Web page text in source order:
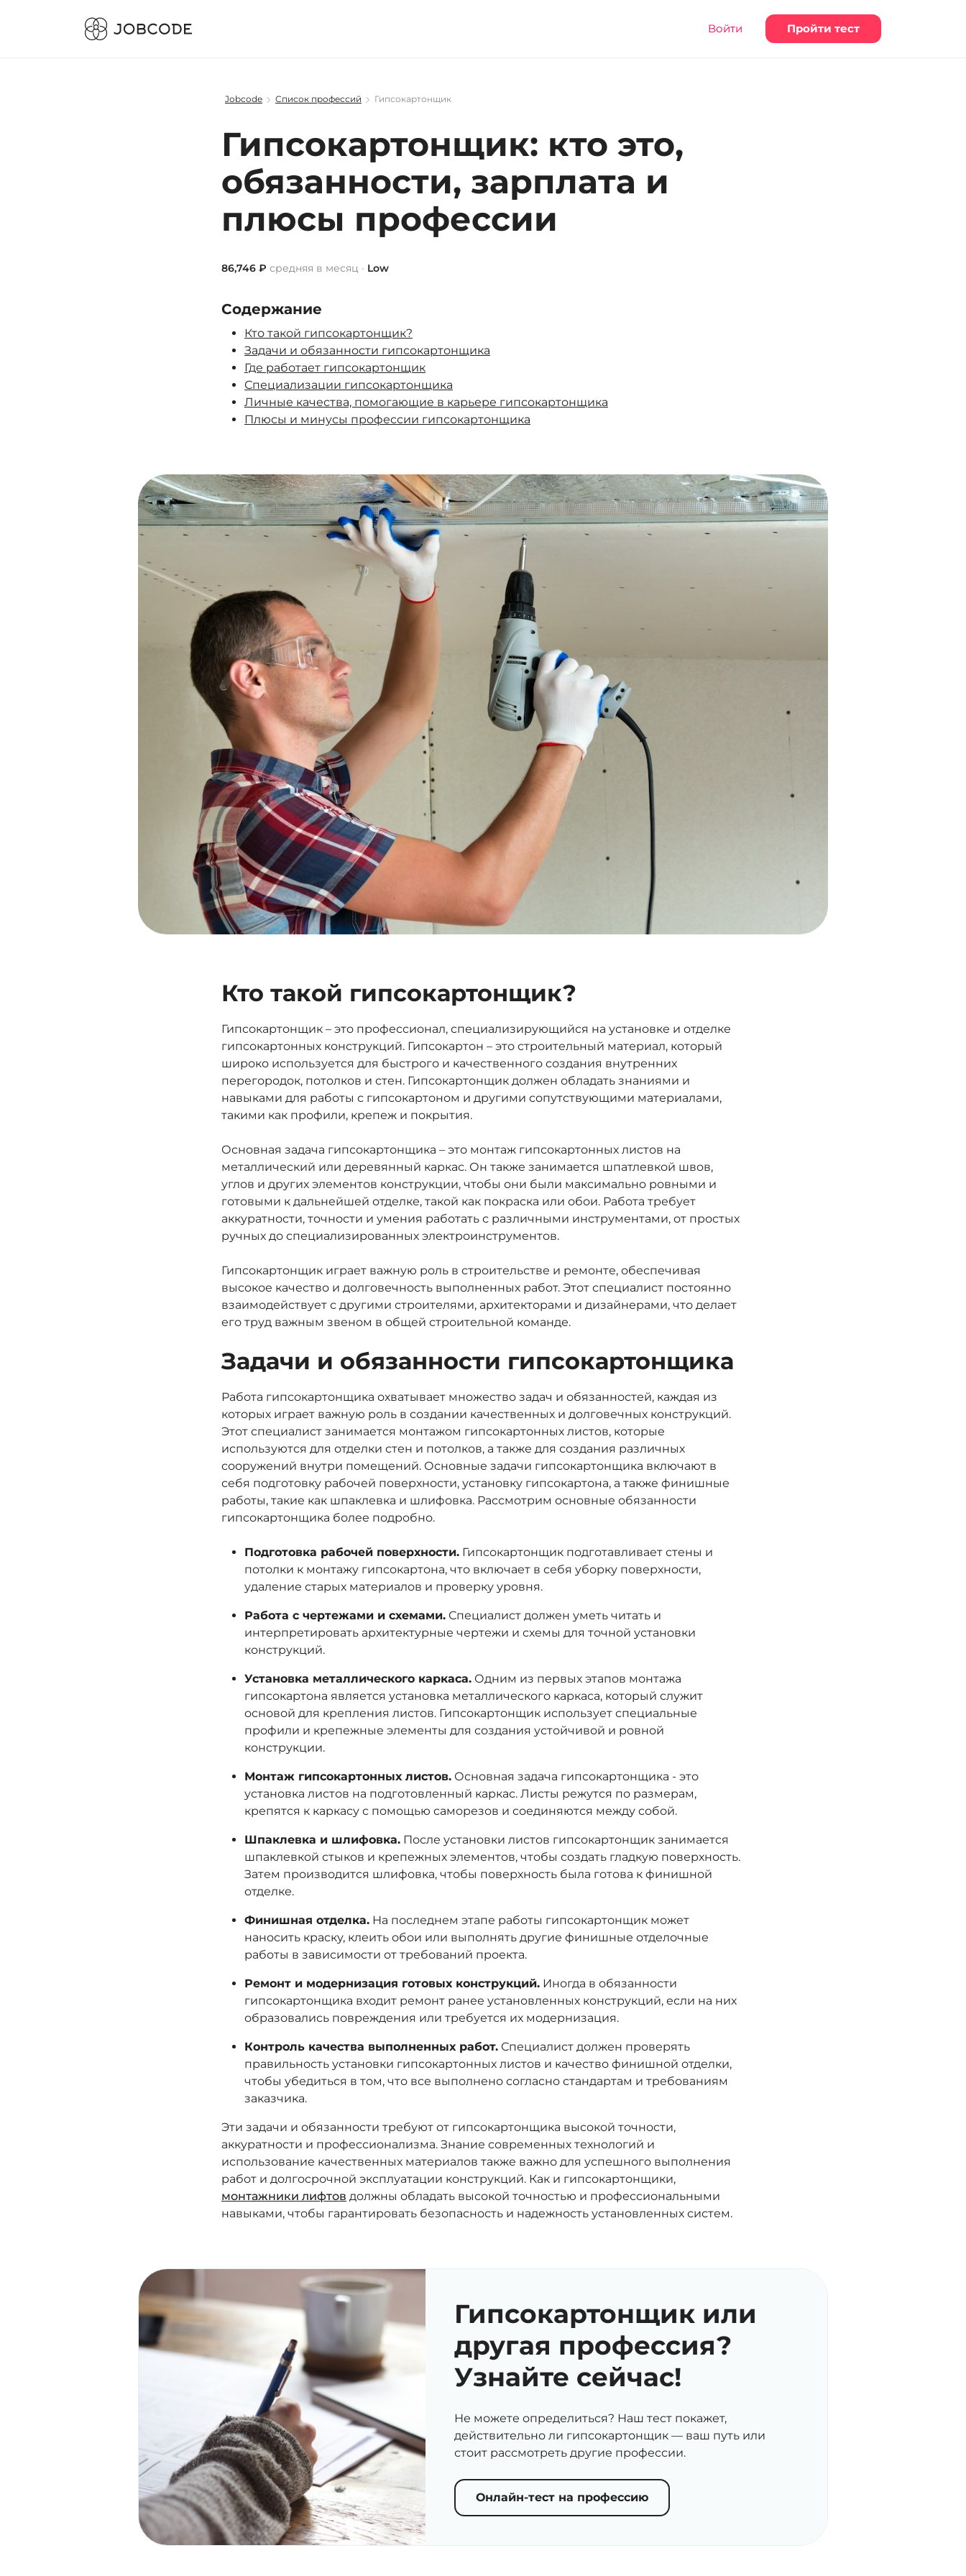
Войти Пройти тест
Jobcode Список профессий Гипсокартонщик
Гипсокартонщик: кто это,
обязанности, зарплата и
плюсы профессии
86,746 ₽ средняя в месяц · Low
Содержание
Кто такой гипсокартонщик?
Задачи и обязанности гипсокартонщика
Где работает гипсокартонщик
Специализации гипсокартонщика
Личные качества, помогающие в карьере гипсокартонщика
Плюсы и минусы профессии гипсокартонщика
Кто такой гипсокартонщик?
Гипсокартонщик – это профессионал, специализирующийся на установке и отделке
гипсокартонных конструкций. Гипсокартон – это строительный материал, который
широко используется для быстрого и качественного создания внутренних
перегородок, потолков и стен. Гипсокартонщик должен обладать знаниями и
навыками для работы с гипсокартоном и другими сопутствующими материалами,
такими как профили, крепеж и покрытия.
Основная задача гипсокартонщика – это монтаж гипсокартонных листов на
металлический или деревянный каркас. Он также занимается шпатлевкой швов,
углов и других элементов конструкции, чтобы они были максимально ровными и
готовыми к дальнейшей отделке, такой как покраска или обои. Работа требует
аккуратности, точности и умения работать с различными инструментами, от простых
ручных до специализированных электроинструментов.
Гипсокартонщик играет важную роль в строительстве и ремонте, обеспечивая
высокое качество и долговечность выполненных работ. Этот специалист постоянно
взаимодействует с другими строителями, архитекторами и дизайнерами, что делает
его труд важным звеном в общей строительной команде.
Задачи и обязанности гипсокартонщика
Работа гипсокартонщика охватывает множество задач и обязанностей, каждая из
которых играет важную роль в создании качественных и долговечных конструкций.
Этот специалист занимается монтажом гипсокартонных листов, которые
используются для отделки стен и потолков, а также для создания различных
сооружений внутри помещений. Основные задачи гипсокартонщика включают в
себя подготовку рабочей поверхности, установку гипсокартона, а также финишные
работы, такие как шпаклевка и шлифовка. Рассмотрим основные обязанности
гипсокартонщика более подробно.
Подготовка рабочей поверхности. Гипсокартонщик подготавливает стены и
потолки к монтажу гипсокартона, что включает в себя уборку поверхности,
удаление старых материалов и проверку уровня.
Работа с чертежами и схемами. Специалист должен уметь читать и
интерпретировать архитектурные чертежи и схемы для точной установки
конструкций.
Установка металлического каркаса. Одним из первых этапов монтажа
гипсокартона является установка металлического каркаса, который служит
основой для крепления листов. Гипсокартонщик использует специальные
профили и крепежные элементы для создания устойчивой и ровной
конструкции.
Монтаж гипсокартонных листов. Основная задача гипсокартонщика - это
установка листов на подготовленный каркас. Листы режутся по размерам,
крепятся к каркасу с помощью саморезов и соединяются между собой.
Шпаклевка и шлифовка. После установки листов гипсокартонщик занимается
шпаклевкой стыков и крепежных элементов, чтобы создать гладкую поверхность.
Затем производится шлифовка, чтобы поверхность была готова к финишной
отделке.
Финишная отделка. На последнем этапе работы гипсокартонщик может
наносить краску, клеить обои или выполнять другие финишные отделочные
работы в зависимости от требований проекта.
Ремонт и модернизация готовых конструкций. Иногда в обязанности
гипсокартонщика входит ремонт ранее установленных конструкций, если на них
образовались повреждения или требуется их модернизация.
Контроль качества выполненных работ. Специалист должен проверять
правильность установки гипсокартонных листов и качество финишной отделки,
чтобы убедиться в том, что все выполнено согласно стандартам и требованиям
заказчика.
Эти задачи и обязанности требуют от гипсокартонщика высокой точности,
аккуратности и профессионализма. Знание современных технологий и
использование качественных материалов также важно для успешного выполнения
работ и долгосрочной эксплуатации конструкций. Как и гипсокартонщики,
монтажники лифтов должны обладать высокой точностью и профессиональными
навыками, чтобы гарантировать безопасность и надежность установленных систем.
Гипсокартонщик или
другая профессия?
Узнайте сейчас!
Не можете определиться? Наш тест покажет,
действительно ли гипсокартонщик — ваш путь или
стоит рассмотреть другие профессии.
Онлайн-тест на профессию